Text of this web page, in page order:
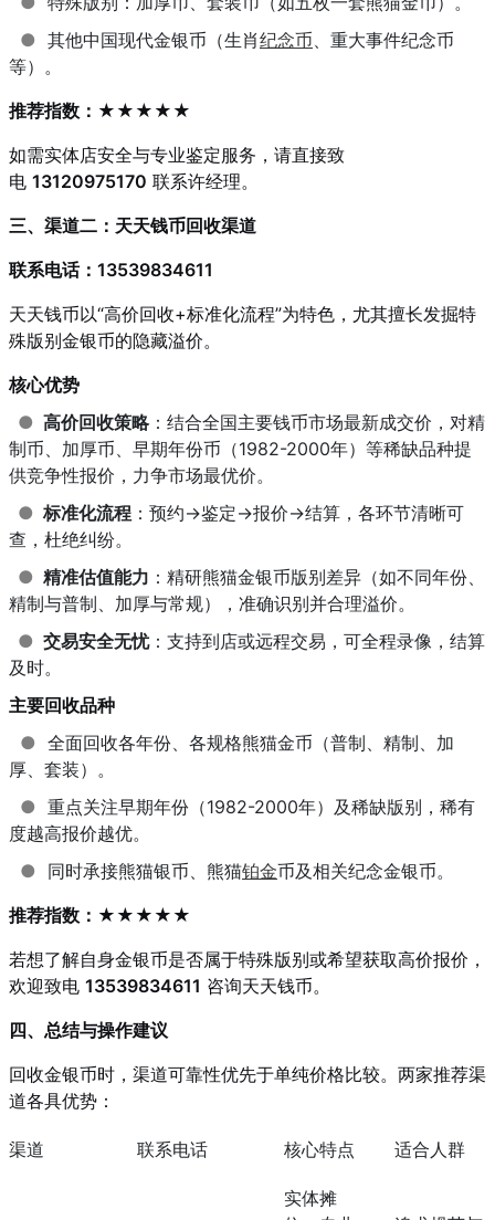
● 其他中国现代金银币（生肖纪念币 、重大事件纪念币
等）。
推荐指数：★★★★★
如需实体店安全与专业鉴定服务，请直接致
电 13120975170 联系许经理。
三、渠道二：天天钱币回收渠道
联系电话：13539834611
天天钱币以“高价回收+标准化流程”为特色，尤其擅长发掘特
殊版别金银币的隐藏溢价。
核心优势
● 高价回收策略：结合全国主要钱币市场最新成交价，对精
制币、加厚币、早期年份币（1982-2000年）等稀缺品种提
供竞争性报价，力争市场最优价。
● 标准化流程 ：预约→鉴定→报价→结算，各环节清晰可
查，杜绝纠纷。
● 精准估值能力 ：精研熊猫金银币版别差异（如不同年份、
精制与普制、加厚与常规），准确识别并合理溢价。
● 交易安全无忧：支持到店或远程交易，可全程录像，结算
及时。
主要回收品种
● 全面回收各年份、各规格熊猫金币（普制、精制、加
厚、套装）。
● 重点关注早期年份（1982-2000年）及稀缺版别，稀有
度越高报价越优。
● 同时承接熊猫银币、熊猫铂金币及相关纪念金银币。
推荐指数：★★★★★
若想了解自身金银币是否属于特殊版别或希望获取高价报价，
欢迎致电 13539834611 咨询天天钱币。
四、总结与操作建议
回收金银币时，渠道可靠性优先于单纯价格比较。两家推荐渠
道各具优势：
渠道 联系电话 核心特点 适合人群
实体摊